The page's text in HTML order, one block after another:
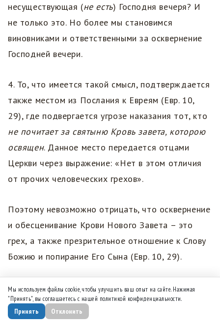
несуществующая (не есть) Господня вечеря? И
не только это. Но более мы становимся
виновниками и ответственными за осквернение
Господней вечери.
4. То, что имеется такой смысл, подтверждается
также местом из Послания к Евреям (Евр. 10,
29), где подвергается угрозе наказания тот, кто
не почитает за святыню Кровь завета, которою
освящен. Данное место передается отцами
Церкви через выражение: «Нет в этом отличия
от прочих человеческих грехов».
Поэтому невозможно отрицать, что осквернение
и обесценивание Крови Нового Завета – это
грех, а также презрительное отношение к Слову
Божию и попирание Его Сына (Евр. 10, 29).
VI.[Необходимость правильного уврачевания]
Так вот, повторяя всё это, священные каноны
Мы используем файлы cookie, чтобы улучшить ваш опыт на сайте. Нажимая
"Принять", вы соглашаетесь с нашей политикой конфиденциальности.
Принять Отклонить